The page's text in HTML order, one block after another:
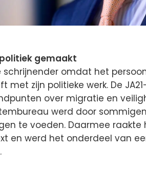
gemaakt
omdat het
met zijn politieke werk. De
over migratie en
werd door
te voeden. Daarmee raakte
en werd het onderdeel van